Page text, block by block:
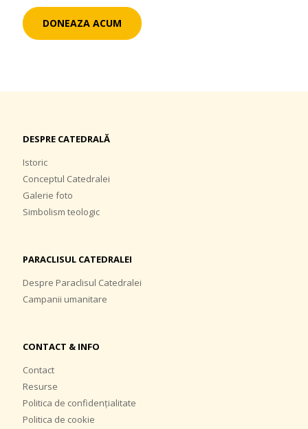
DONEAZA ACUM
DESPRE CATEDRALĂ
Istoric
Conceptul Catedralei
Galerie foto
Simbolism teologic
PARACLISUL CATEDRALEI
Despre Paraclisul Catedralei
Campanii umanitare
CONTACT & INFO
Contact
Resurse
Politica de confidențialitate
Politica de cookie